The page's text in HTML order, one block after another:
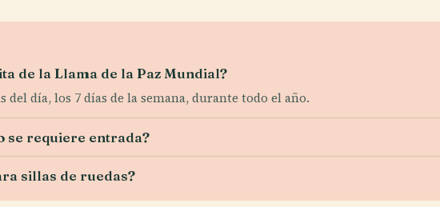
de la Llama de la Paz Mundial?
del día, los 7 días de la semana, durante todo el año.
se requiere entrada?
sillas de ruedas?